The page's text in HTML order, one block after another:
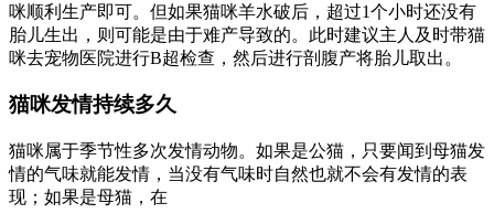
咪顺利生产即可。但如果猫咪羊水破后，超过1个小时还没有
胎儿生出，则可能是由于难产导致的。此时建议主人及时带猫
咪去宠物医院进行B超检查，然后进行剖腹产将胎儿取出。
猫咪发情持续多久
猫咪属于季节性多次发情动物。如果是公猫，只要闻到母猫发
情的气味就能发情，当没有气味时自然也就不会有发情的表
现；如果是母猫，在